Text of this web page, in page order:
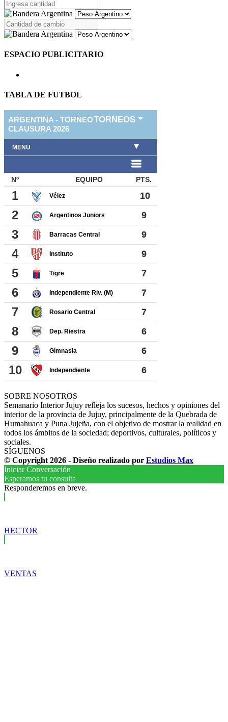
ESPACIO PUBLICITARIO
TABLA DE FUTBOL
SOBRE NOSOTROS
Semanario Interior Jujuy refleja los sucesos, hechos y opiniones del
interior de la provincia de Jujuy, principalmente de la Quebrada de
Humahuaca y Puna Jujeña, con el objetivo de mostrar la realidad en
todos los ámbitos de la sociedad; deportivos, culturales, políticos y
sociales.
SÍGUENOS
© Copyright 2026 - Diseño realizado por Estudios Max
Iniciar Conversación
Esperamos tu consulta
Responderemos en breve.
HECTOR
VENTAS